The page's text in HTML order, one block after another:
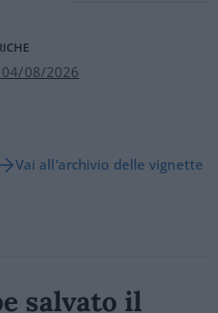
04/08/2026
Vai all'archivio delle vignette
salvato il